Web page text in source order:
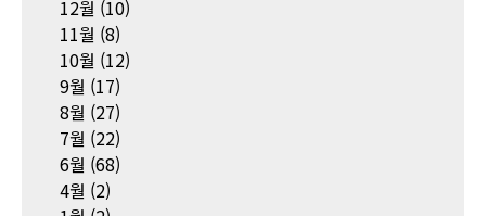
12월 (10)
11월 (8)
10월 (12)
9월 (17)
8월 (27)
7월 (22)
6월 (68)
4월 (2)